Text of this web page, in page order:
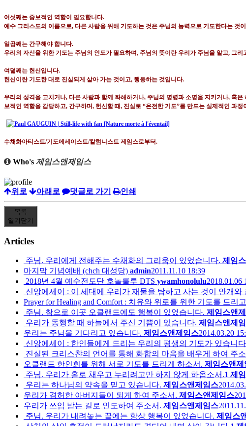
여섯째는 중보적인 역할이 필요합니다.
예수 그리스도의 이름으로, 다른 사람을 위해 기도하는 것은 주님의 능력으로 기도한다는 것
일곱째는 간구해야 합니다.
우리의 자신을 위한 기도는 주님의 인도가 필요하며, 주님의 뜻이란 우리가 주님을 알고, 그리
여덟째는 헌신입니다.
헌신이란 기도한 대로 진실되게 살아 가는 것이고, 행동하는 것입니다.
우리의 성격을 고치거나, 다른 사람과 함께 화해하거나, 주님의 명령과 소명을 지키거나, 혹은
보적인 역할을 감당하고, 간구하며, 헌신할 때, 진실로 “온전한 기도”를 만드는 실제적인 과정
수채화아티스트/기도에세이스트/칼럼니스트 제임스로부터.
Who's 제임스앤제임스
위로 아래로 댓글로 가기 인쇄
목록
열기 닫기
Articles
주님. 우리에게 전해주는 수채화의 그리움이 있었습니다. 제임
마지막 기념예배 (chch 대성당) admin2011.11.10 18:39
2018년 4월 예수전도단 호놀룰루 DTS ywamhonolulu2018.01.06
신앙에세이 : 이 세대에 우리가 재물을 탐하고 사는 것이 안개와
Prayer for Healing and Comfort : 치유와 위로를 위한 기도를 드리
주님. 참으로 이곳 오클랜드에도 행복이 있었습니다. 제임스앤
우리가 동행할 때 하늘에서 주신 기쁨이 있습니다. 제임스앤제
우리는 주님을 기다리고 있습니다. 제임스앤제임스2014.03.20
신앙에세이 : 한인들에게 드리는 우리의 평생의 기도가 있습니
진실된 크리스챤의 언어를 통해 화합의 마음을 배우게 하여 주
오클랜드 한인회를 위해 서로 기도를 드리게 하소서. 제임스앤제
주님. 우리가 홀로 채우고 누리려고만 하지 않게 하옵소서.1 제
우리는 하나님의 약속을 믿고 있습니다. 제임스앤제임스
우리가 겸허한 아버지들이 되게 하여 주소서. 제임스앤제임스
우리가 쓰임 받는 길로 인도하여 주소서. 제임스앤제임스
주님. 우리가 내려놓는 끝에는 항상 행복이 있었습니다. 제임스